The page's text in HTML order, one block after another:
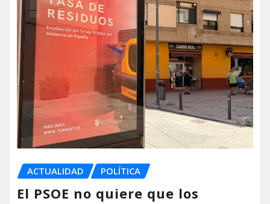
ACTUALIDAD POLÍTICA
El PSOE no quiere que los